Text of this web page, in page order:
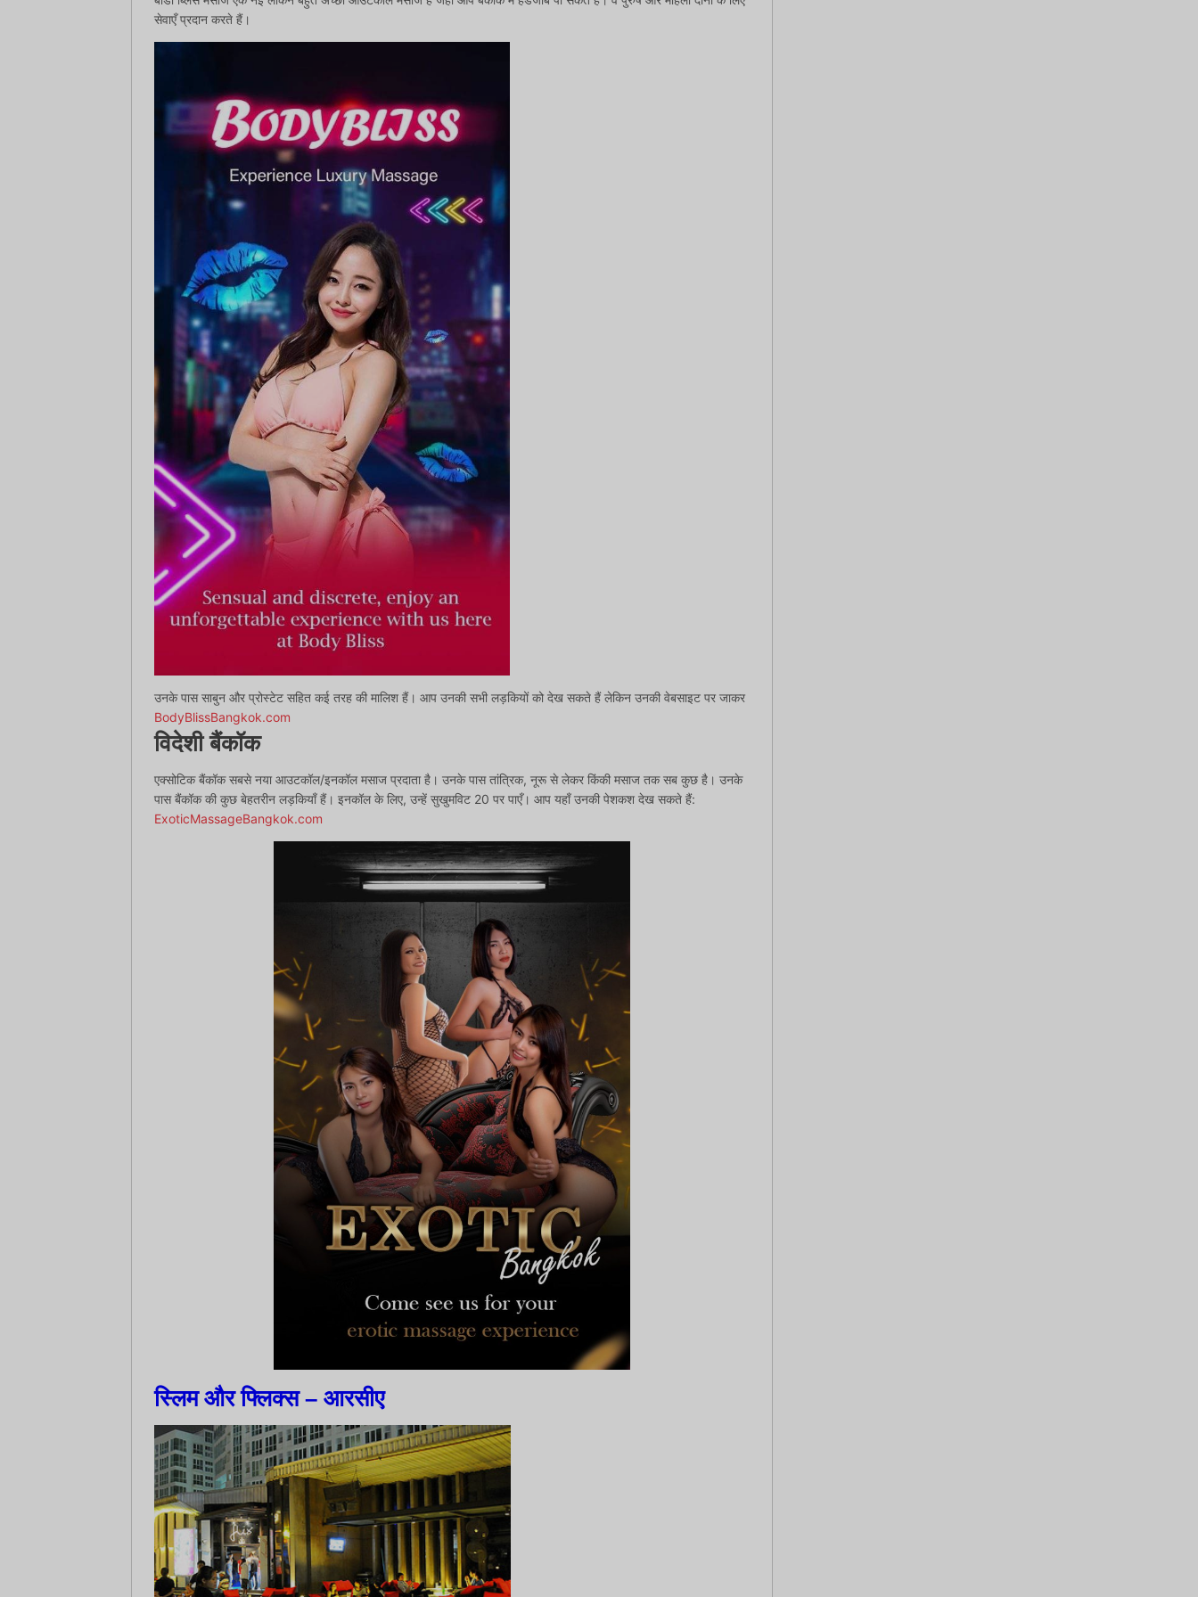
सेवाएँ प्रदान करते हैं।
उनके पास साबुन और प्रोस्टेट सहित कई तरह की मालिश हैं। आप उनकी सभी लड़कियों को देख सकते हैं लेकिन उनकी वेबसाइट पर जाकर
BodyBlissBangkok.com
विदेशी बैंकॉक
एक्सोटिक बैंकॉक सबसे नया आउटकॉल/इनकॉल मसाज प्रदाता है। उनके पास तांत्रिक, नूरू से लेकर किंकी मसाज तक सब कुछ है। उनके
पास बैंकॉक की कुछ बेहतरीन लड़कियाँ हैं। इनकॉल के लिए, उन्हें सुखुमविट 20 पर पाएँ। आप यहाँ उनकी पेशकश देख सकते हैं:
ExoticMassageBangkok.com
स्लिम और फ्लिक्स – आरसीए